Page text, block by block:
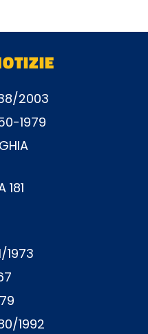
2003
1979
181
1973
1992